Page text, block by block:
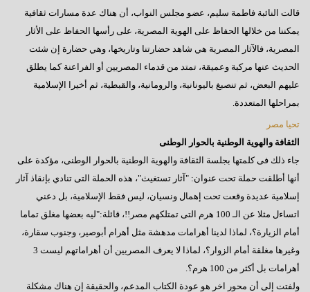
قالت النائبة فاطمة سليم، عضو مجلس النواب، أن هناك عدة مسارات ثقافية
يمكننا من خلالها الحفاظ على الهوية المصرية، على رأسها الحفاظ على الأثار
المصرية، فالآثار المصرية هي شاهد حضارتنا وتاريخها، وهي حضارة إن شئت
الحديث عنها مركبة وعميقة، تمتد من قدماء المصريين أو الفراعنة كما يطلق
عليهم البعض، ثم تنصبغ باليونانية، والرومانية، والقبطية، ثم أخيرا الإسلامية
بمراحلها المتعددة.
تحيا مصر
الثقافة والهوية الوطنية بالحوار الوطنى
جاء ذلك فى كلمتها بجلسة الثقافة والهوية الوطنية بالحوار الوطنى، مؤكدة على
أنها أطلقت حملة تحت عنوان: "آثار تستغيث"، هذه الحملة التى تنادي بإنقاذ آثار
إسلامية عديدة وقعت تحت إهمال ونسيان، ليس فقط الإسلامية، بل دعني
اتساءل مثلا عن الـ 100 هرم التى تمتلكهم مصر!!، قائلة:"ليه بعضها مغلق تماما
أمام الزيارة؟، لماذا لدينا أهرامات مدهشة مثل أهرام أبوصير، وجنوب سقارة،
وغيرها مغلقة أمام الزوار؟، لماذا لا يعرف المصريين أن أهراماتهم ليست 3
أهرامات بل أكثر من 100 هرم؟.
ولفتت إلى أن محور اخر هو عودة الكتاب المدعم، والحقيقة إن هناك مشكلة